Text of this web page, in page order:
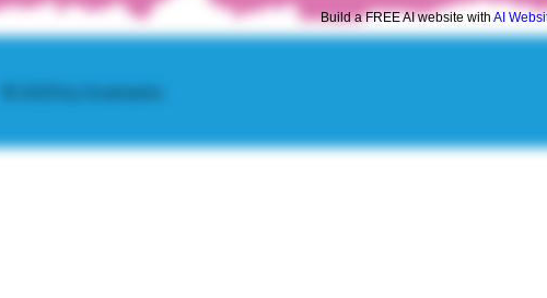
Build a FREE AI website with AI
© 2025 by Scantastic.